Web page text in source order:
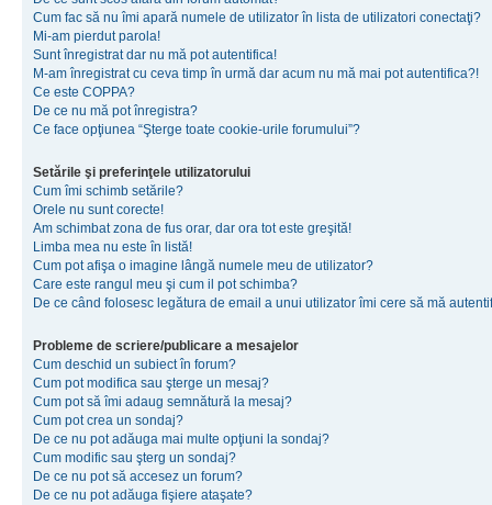
Cum fac să nu îmi apară numele de utilizator în lista de utilizatori conectaţi?
Mi-am pierdut parola!
Sunt înregistrat dar nu mă pot autentifica!
M-am înregistrat cu ceva timp în urmă dar acum nu mă mai pot autentifica?!
Ce este COPPA?
De ce nu mă pot înregistra?
Ce face opţiunea “Şterge toate cookie-urile forumului”?
Setările şi preferinţele utilizatorului
Cum îmi schimb setările?
Orele nu sunt corecte!
Am schimbat zona de fus orar, dar ora tot este greşită!
Limba mea nu este în listă!
Cum pot afişa o imagine lângă numele meu de utilizator?
Care este rangul meu şi cum il pot schimba?
De ce când folosesc legătura de email a unui utilizator îmi cere să mă
Probleme de scriere/publicare a mesajelor
Cum deschid un subiect în forum?
Cum pot modifica sau şterge un mesaj?
Cum pot să îmi adaug semnătură la mesaj?
Cum pot crea un sondaj?
De ce nu pot adăuga mai multe opţiuni la sondaj?
Cum modific sau şterg un sondaj?
De ce nu pot să accesez un forum?
De ce nu pot adăuga fişiere ataşate?